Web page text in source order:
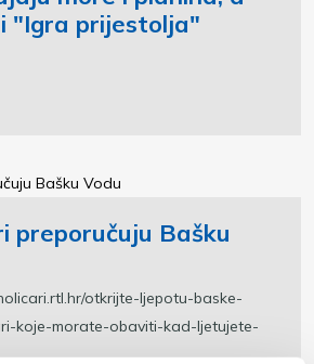
"Igra prijestolja"
preporučuju Bašku
otkrijte-ljepotu-baske-
koje-morate-obaviti-kad-ljetujete-